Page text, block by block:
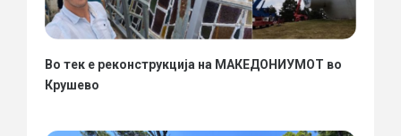
Во тек е реконструкција на МАКЕДОНИУМОТ во
Крушево